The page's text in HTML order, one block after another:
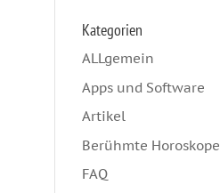
Kategorien
ALLgemein
Apps und Software
Artikel
Berühmte Horoskope
FAQ